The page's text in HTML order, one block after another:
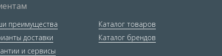
преимущества
доставки
и сервисы
Каталог товаров
Каталог брендов